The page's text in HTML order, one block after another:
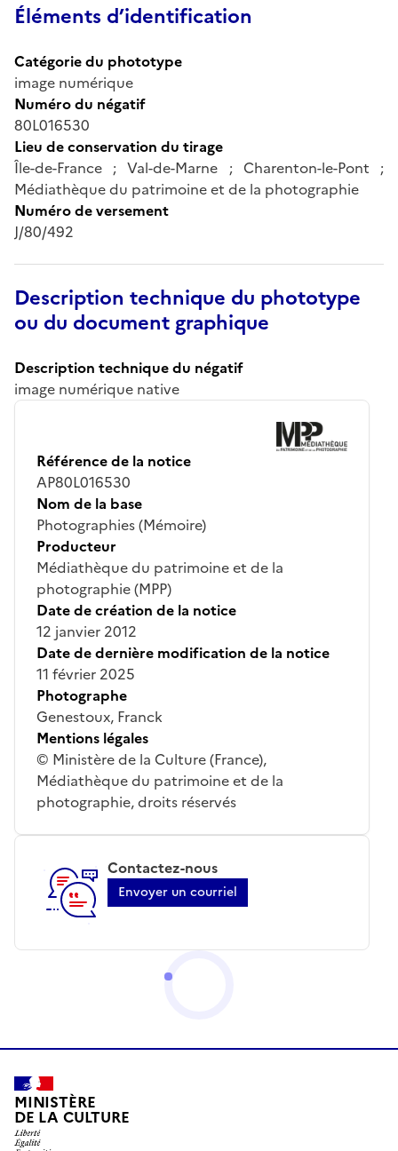
Éléments d’identification
Catégorie du phototype
image numérique
Numéro du négatif
80L016530
Lieu de conservation du tirage
Île-de-France ; Val-de-Marne ; Charenton-le-Pont ;
Médiathèque du patrimoine et de la photographie
Numéro de versement
J/80/492
Description technique du phototype
ou du document graphique
Description technique du négatif
image numérique native
Référence de la notice
AP80L016530
Nom de la base
Photographies (Mémoire)
Producteur
Médiathèque du patrimoine et de la
photographie (MPP)
Date de création de la notice
12 janvier 2012
Date de dernière modification de la notice
11 février 2025
Photographe
Genestoux, Franck
Mentions légales
© Ministère de la Culture (France),
Médiathèque du patrimoine et de la
photographie, droits réservés
Contactez-nous
Envoyer un courriel
MINISTÈRE
DE LA CULTURE